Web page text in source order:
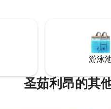
游泳
圣茹利昂的其